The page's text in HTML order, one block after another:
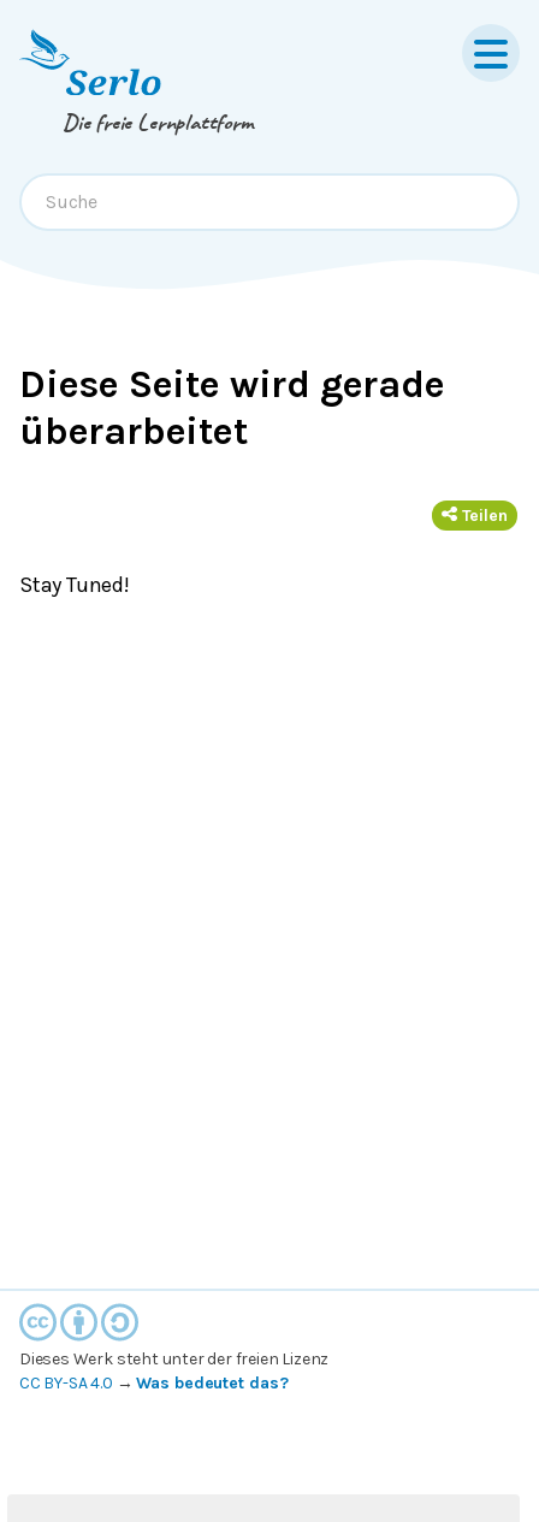
Springe zum
Die freie Lernplattform
Diese Seite wird gerade
überarbeitet
Teilen
Stay Tuned!
Dieses Werk steht unter der freien Lizenz
CC BY-SA 4.0 →Was bedeutet das?